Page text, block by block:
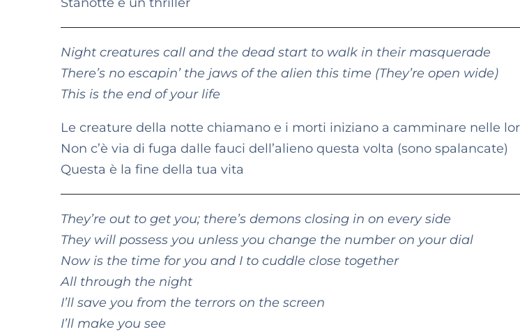
Night creatures call and the dead start to walk in their masquerade
There’s no escapin’ the jaws of the alien this time (They’re open wide)
This is the end of your life
Le creature della notte chiamano e i morti iniziano a camminare nelle
Non c’è via di fuga dalle fauci dell’alieno questa volta (sono spalancate)
Questa è la fine della tua vita
They’re out to get you; there’s demons closing in on every side
They will possess you unless you change the number on your dial
Now is the time for you and I to cuddle close together
All through the night
I’ll save you from the terrors on the screen
I’ll make you see